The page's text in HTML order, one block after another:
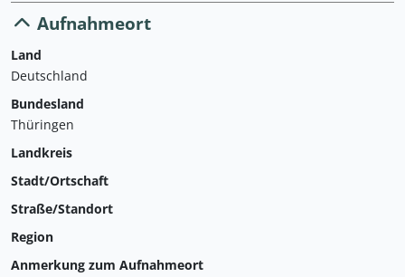
Aufnahmeort
Land
Deutschland
Bundesland
Thüringen
Landkreis
Stadt/Ortschaft
Straße/Standort
Region
Anmerkung zum Aufnahmeort